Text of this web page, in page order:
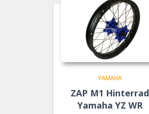
YAMAHA
ZAP M1 Hinterrad
Yamaha YZ WR